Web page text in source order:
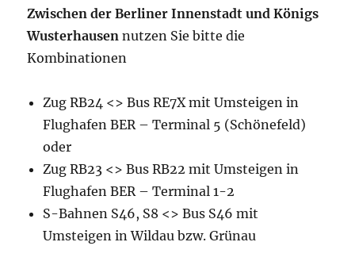
Zwischen der Berliner Innenstadt und Königs
Wusterhausen nutzen Sie bitte die
Kombinationen
Zug RB24 <> Bus RE7X mit Umsteigen in
Flughafen BER – Terminal 5 (Schönefeld)
oder
Zug RB23 <> Bus RB22 mit Umsteigen in
Flughafen BER – Terminal 1-2
S-Bahnen S46, S8 <> Bus S46 mit
Umsteigen in Wildau bzw. Grünau